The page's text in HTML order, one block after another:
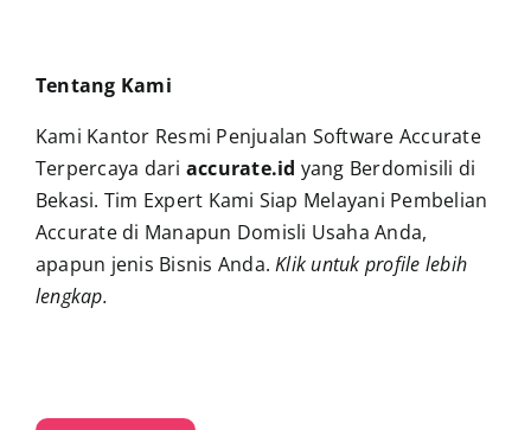
Tentang Kami
Kami Kantor Resmi Penjualan Software Accurate
Terpercaya dari accurate.id yang Berdomisili di
Bekasi. Tim Expert Kami Siap Melayani Pembelian
Accurate di Manapun Domisli Usaha Anda,
apapun jenis Bisnis Anda.Klik untuk profile lebih
lengkap.